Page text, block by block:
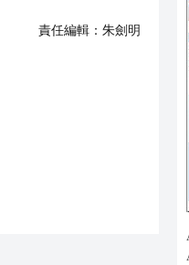
責任編輯： 朱劍明